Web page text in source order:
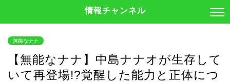
情報チャンネル
無能なナナ
【無能なナナ】中島ナナオが生存して
いて再登場!?覚醒した能力と正体につ